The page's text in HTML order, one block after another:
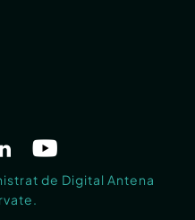
de Digital Antena